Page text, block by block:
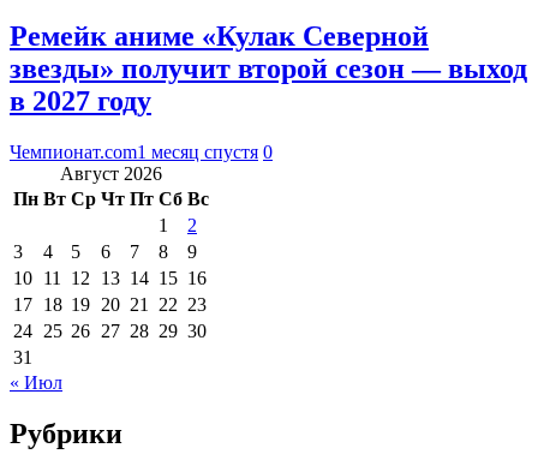
Ремейк аниме «Кулак Северной
звезды» получит второй сезон — выход
в 2027 году
Чемпионат.com1 месяц спустя 0
Август 2026
Пн Вт Ср Чт Пт Сб Вс
1
2
3
4 5 6 7 8
9
10 11 12 13 14 15 16
17 18 19 20 21 22 23
24 25 26 27 28 29 30
31
« Июл
Рубрики